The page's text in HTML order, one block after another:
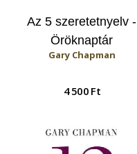
Az 5 szeretetnyelv -
Öröknaptár
Gary Chapman
4 500 Ft